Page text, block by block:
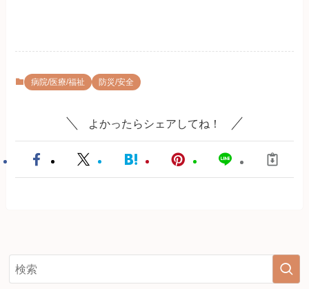
病院/医療/福祉 防災/安全
よかったらシェアしてね！